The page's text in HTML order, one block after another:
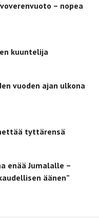
– nopea
kuuntelija
vuoden ajan ulkona
tyttärensä
enää Jumalalle –
äänen”